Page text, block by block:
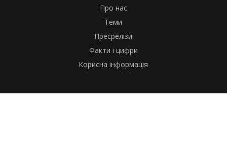
Про нас
Теми
Пресрелізи
Факти і цифри
Корисна інформація